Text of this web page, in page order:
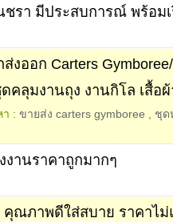
ชรา มีประสบการณ์ พร้อม
ส่งออก Carters
คลุมงานถุง งานกิโล เสื้อ
: ขายส่ง carters gymboree
ชุด
งานราคาถูกมากๆ
คุณภาพดีใส่สบาย ราคาไม่